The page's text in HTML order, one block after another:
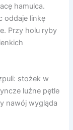
hamulca.
oddaje linkę
Przy holu ryby
stożek w
luźne pętle
nawój wygląda